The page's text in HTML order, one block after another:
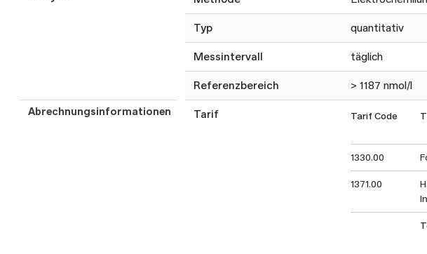
Typ quantitativ
Messintervall täglich
Referenzbereich > 1187 nmol/l
Abrechnungsinformationen Tarif Tarif Code
1330.00
1371.00